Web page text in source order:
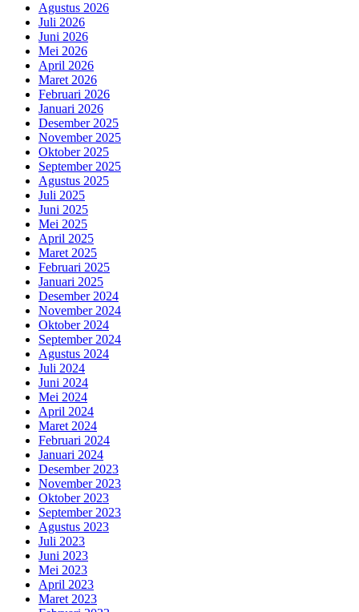
Agustus 2026
Juli 2026
Juni 2026
Mei 2026
April 2026
Maret 2026
Februari 2026
Januari 2026
Desember 2025
November 2025
Oktober 2025
September 2025
Agustus 2025
Juli 2025
Juni 2025
Mei 2025
April 2025
Maret 2025
Februari 2025
Januari 2025
Desember 2024
November 2024
Oktober 2024
September 2024
Agustus 2024
Juli 2024
Juni 2024
Mei 2024
April 2024
Maret 2024
Februari 2024
Januari 2024
Desember 2023
November 2023
Oktober 2023
September 2023
Agustus 2023
Juli 2023
Juni 2023
Mei 2023
April 2023
Maret 2023